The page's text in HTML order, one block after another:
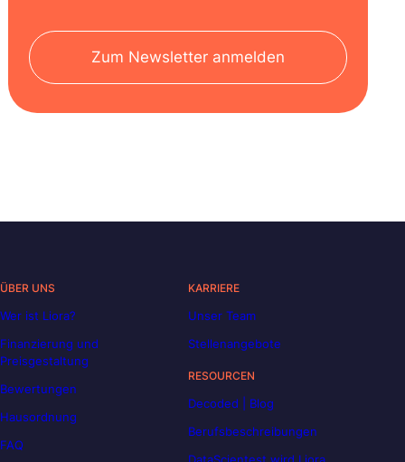
Zum Newsletter anmelden
ÜBER UNS
Wer ist Liora?
Finanzierung und
Preisgestaltung
Bewertungen
Hausordnung
FAQ
KARRIERE
Unser Team
Stellenangebote
RESOURCEN
Decoded | Blog
Berufsbeschreibungen